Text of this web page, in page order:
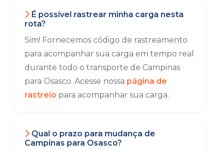
É possível rastrear minha carga nesta
rota?
Sim! Fornecemos código de rastreamento
para acompanhar sua carga em tempo real
durante todo o transporte de Campinas
para Osasco. Acesse nossa página de
rastreio para acompanhar sua carga.
Qual o prazo para mudança de
Campinas para Osasco?